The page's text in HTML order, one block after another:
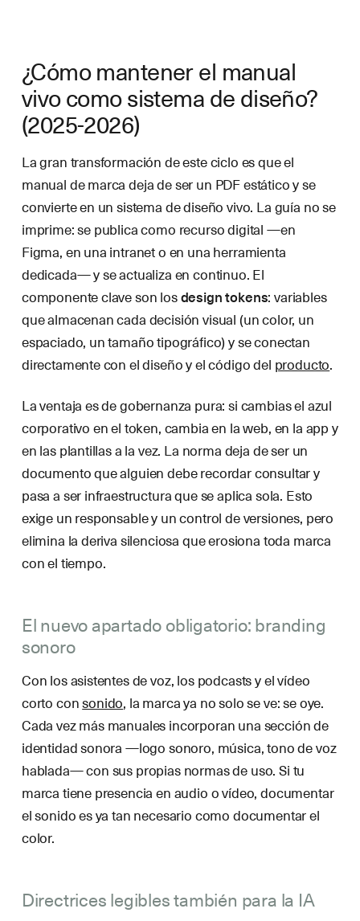
¿Cómo mantener el manual
vivo como sistema de diseño?
(2025-2026)
La gran transformación de este ciclo es que el
manual de marca deja de ser un PDF estático y se
convierte en un sistema de diseño vivo. La guía no se
imprime: se publica como recurso digital —en
Figma, en una intranet o en una herramienta
dedicada— y se actualiza en continuo. El
componente clave son losdesign tokens: variables
que almacenan cada decisión visual (un color, un
espaciado, un tamaño tipográfico) y se conectan
directamente con el diseño y el código del producto.
La ventaja es de gobernanza pura: si cambias el azul
corporativo en el token, cambia en la web, en la app y
en las plantillas a la vez. La norma deja de ser un
documento que alguien debe recordar consultar y
pasa a ser infraestructura que se aplica sola. Esto
exige un responsable y un control de versiones, pero
elimina la deriva silenciosa que erosiona toda marca
con el tiempo.
El nuevo apartado obligatorio: branding
sonoro
Con los asistentes de voz, los podcasts y el vídeo
corto consonido, la marca ya no solo se ve: se oye.
Cada vez más manuales incorporan una sección de
identidad sonora —logo sonoro, música, tono de voz
hablada— con sus propias normas de uso. Si tu
marca tiene presencia en audio o vídeo, documentar
el sonido es ya tan necesario como documentar el
color.
Directrices legibles también para la IA